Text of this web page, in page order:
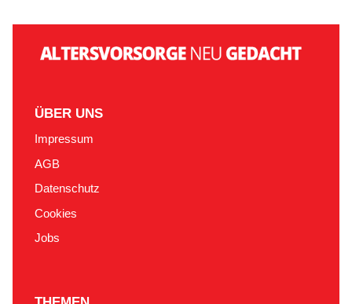
ÜBER UNS
Impressum
AGB
Datenschutz
Cookies
Jobs